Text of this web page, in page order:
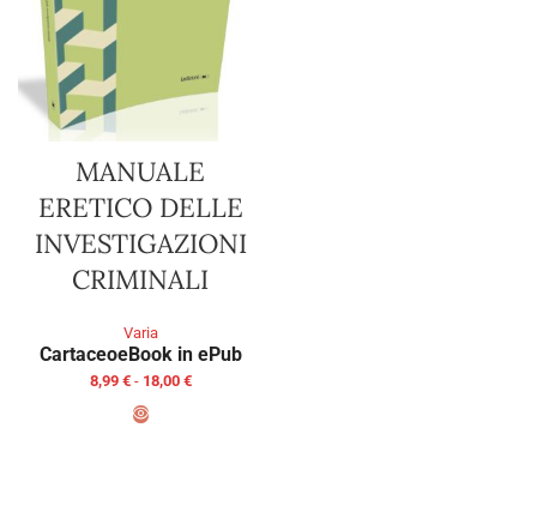
MANUALE
ERETICO DELLE
INVESTIGAZIONI
CRIMINALI
Varia
CartaceoeBook in ePub
8,99 € - 18,00 €